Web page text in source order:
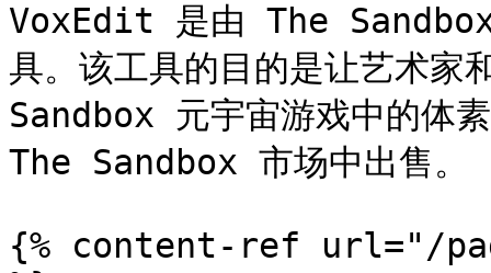
VoxEdit 是由 The Sandbox
具。该工具的目的是让艺术家
Sandbox 元宇宙游戏中的体
The Sandbox 市场中出售。
{% content-ref url="/